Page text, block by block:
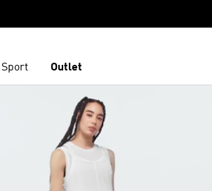
Sport Outlet